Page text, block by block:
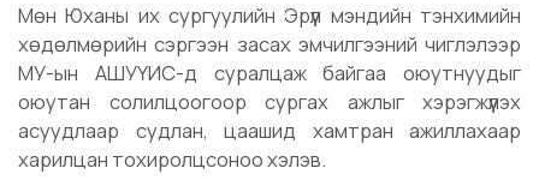
Мөн Юханы их сургуулийн Эрүүл мэндийн тэнхимийн
хөдөлмөрийн сэргээн засах эмчилгээний чиглэлээр
МУ-ын АШУҮИС-д суралцаж байгаа оюутнуудыг
оюутан солилцоогоор сургах ажлыг хэрэгжүүлэх
асуудлаар судлан, цаашид хамтран ажиллахаар
харилцан тохиролцсоноо хэлэв.